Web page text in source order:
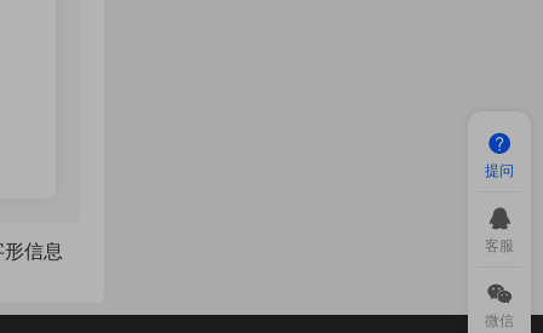
信息
提问
客服
微信